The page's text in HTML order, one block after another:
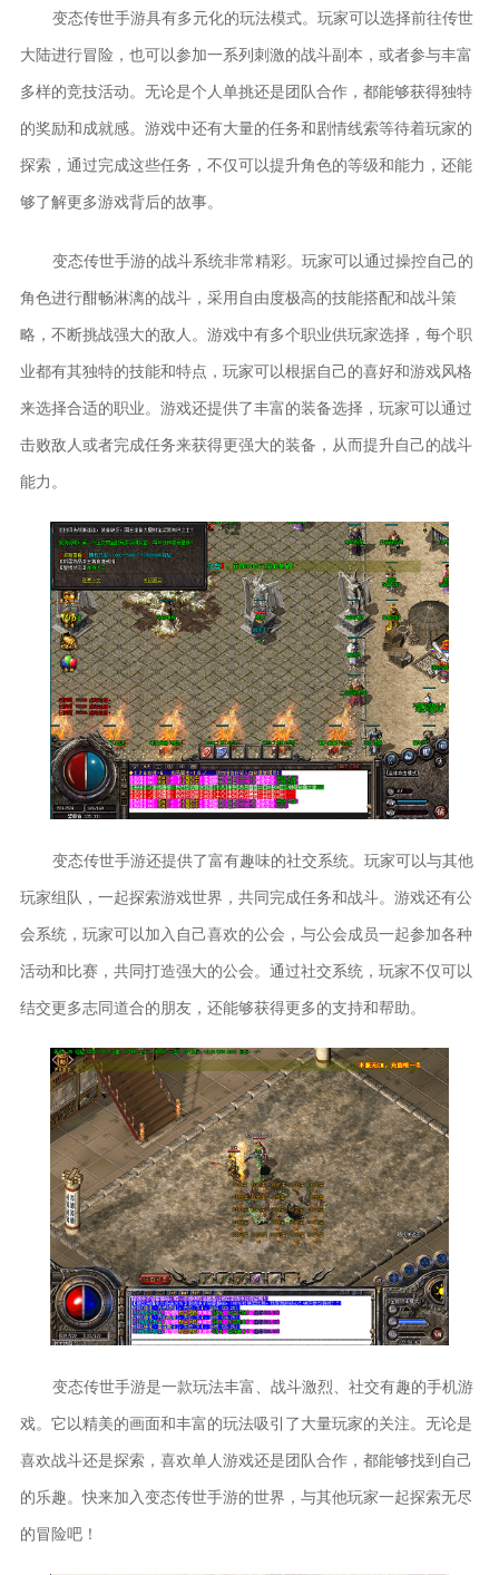
变态传世手游具有多元化的玩法模式。玩家可以选择前往传世
大陆进行冒险，也可以参加一系列刺激的战斗副本，或者参与丰富
多样的竞技活动。无论是个人单挑还是团队合作，都能够获得独特
的奖励和成就感。游戏中还有大量的任务和剧情线索等待着玩家的
探索，通过完成这些任务，不仅可以提升角色的等级和能力，还能
够了解更多游戏背后的故事。
变态传世手游的战斗系统非常精彩。玩家可以通过操控自己的
角色进行酣畅淋漓的战斗，采用自由度极高的技能搭配和战斗策
略，不断挑战强大的敌人。游戏中有多个职业供玩家选择，每个职
业都有其独特的技能和特点，玩家可以根据自己的喜好和游戏风格
来选择合适的职业。游戏还提供了丰富的装备选择，玩家可以通过
击败敌人或者完成任务来获得更强大的装备，从而提升自己的战斗
能力。
变态传世手游还提供了富有趣味的社交系统。玩家可以与其他
玩家组队，一起探索游戏世界，共同完成任务和战斗。游戏还有公
会系统，玩家可以加入自己喜欢的公会，与公会成员一起参加各种
活动和比赛，共同打造强大的公会。通过社交系统，玩家不仅可以
结交更多志同道合的朋友，还能够获得更多的支持和帮助。
变态传世手游是一款玩法丰富、战斗激烈、社交有趣的手机游
戏。它以精美的画面和丰富的玩法吸引了大量玩家的关注。无论是
喜欢战斗还是探索，喜欢单人游戏还是团队合作，都能够找到自己
的乐趣。快来加入变态传世手游的世界，与其他玩家一起探索无尽
的冒险吧！